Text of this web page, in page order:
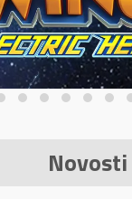
Novosti